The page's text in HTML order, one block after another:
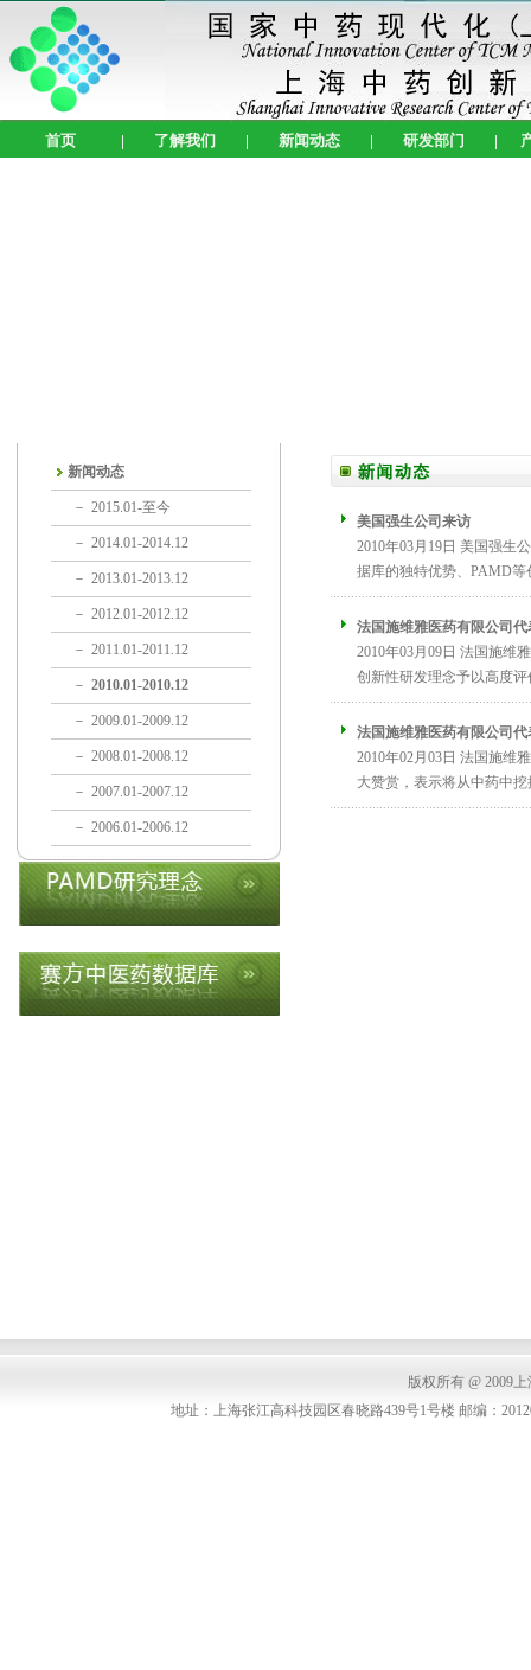
首页 | 了解我们 | 新闻动态 | 研发部门 |
新闻动态
－ 2015.01-至今
－ 2014.01-2014.12
－ 2013.01-2013.12
－ 2012.01-2012.12
－ 2011.01-2011.12
－ 2010.01-2010.12
－ 2009.01-2009.12
－ 2008.01-2008.12
－ 2007.01-2007.12
－ 2006.01-2006.12
美国强生公司来访
2010年03月19日 美国强生
据库的独特优势、PAMD
法国施维雅医药有限公司
2010年03月09日 法国施维
创新性研发理念予以高度
法国施维雅医药有限公司代
2010年02月03日 法国施维
大赞赏，表示将从中药中
版权所有 @ 2009
地址：上海张江高科技园区春晓路439号1号楼 邮编：